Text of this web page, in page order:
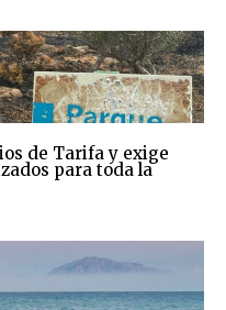
de Tarifa y exige
para toda la